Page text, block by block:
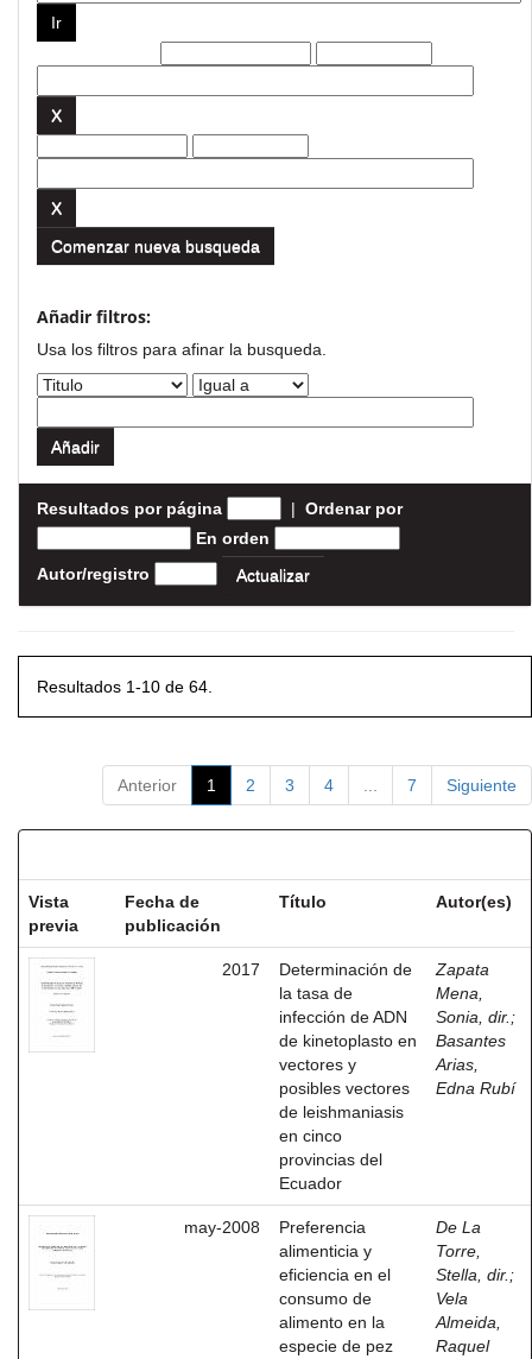
Comenzar nueva busqueda
Añadir filtros:
Usa los filtros para afinar la busqueda.
Resultados por página | Ordenar por
En orden
Autor/registro
Resultados 1-10 de 64.
Anterior 1 2 3 4 7 Siguiente
Vista
previa
Fecha de
publicación
Título Autor(es)
2017
Determinación de
la tasa de
infección de ADN
de kinetoplasto en
vectores y
posibles vectores
de leishmaniasis
en cinco
provincias del
Ecuador
Zapata
Mena,
Sonia, dir. ;
Basantes
Arias,
Edna Rubí
may-2008
Preferencia
alimenticia y
eficiencia en el
consumo de
alimento en la
especie de pez
De La
Torre,
Stella, dir. ;
Vela
Almeida,
Raquel